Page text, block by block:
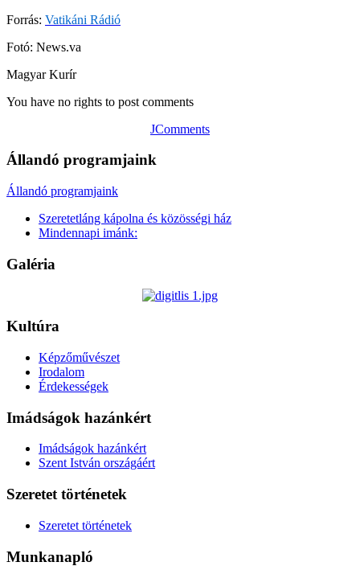
Forrás: Vatikáni Rádió
Fotó: News.va
Magyar Kurír
You have no rights to post comments
JComments
Állandó programjaink
Állandó programjaink
Szeretetláng kápolna és közösségi ház
Mindennapi imánk:
Galéria
Kultúra
Képzőművészet
Irodalom
Érdekességek
Imádságok hazánkért
Imádságok hazánkért
Szent István országáért
Szeretet történetek
Szeretet történetek
Munkanapló